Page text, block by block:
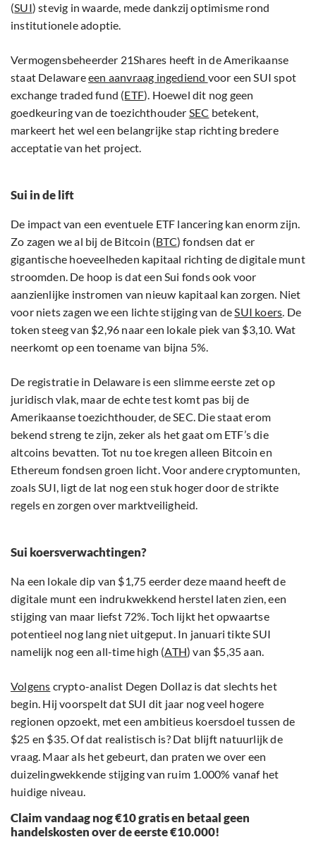
(SUI) stevig in waarde, mede dankzij optimisme rond
institutionele adoptie.
Vermogensbeheerder 21Shares heeft in de Amerikaanse
staat Delawareeen aanvraag ingediend voor een SUI spot
exchange traded fund (ETF). Hoewel dit nog geen
goedkeuring van de toezichthouder SEC betekent,
markeert het wel een belangrijke stap richting bredere
acceptatie van het project.
Sui in de lift
De impact van een eventuele ETF lancering kan enorm zijn.
Zo zagen we al bij de Bitcoin (BTC) fondsen dat er
gigantische hoeveelheden kapitaal richting de digitale munt
stroomden. De hoop is dat een Sui fonds ook voor
aanzienlijke instromen van nieuw kapitaal kan zorgen. Niet
voor niets zagen we een lichte stijging van deSUI koers. De
token steeg van $2,96 naar een lokale piek van $3,10. Wat
neerkomt op een toename van bijna 5%.
De registratie in Delaware is een slimme eerste zet op
juridisch vlak, maar de echte test komt pas bij de
Amerikaanse toezichthouder, de SEC. Die staat erom
bekend streng te zijn, zeker als het gaat om ETF’s die
altcoins bevatten. Tot nu toe kregen alleen Bitcoin en
Ethereum fondsen groen licht. Voor andere cryptomunten,
zoals SUI, ligt de lat nog een stuk hoger door de strikte
regels en zorgen over marktveiligheid.
Sui koersverwachtingen?
Na een lokale dip van $1,75 eerder deze maand heeft de
digitale munt een indrukwekkend herstel laten zien, een
stijging van maar liefst 72%. Toch lijkt het opwaartse
potentieel nog lang niet uitgeput. In januari tikte SUI
namelijk nog een all-time high (ATH) van $5,35 aan.
Volgens crypto-analist Degen Dollaz is dat slechts het
begin. Hij voorspelt dat SUI dit jaar nog veel hogere
regionen opzoekt, met een ambitieus koersdoel tussen de
$25 en $35. Of dat realistisch is? Dat blijft natuurlijk de
vraag. Maar als het gebeurt, dan praten we over een
duizelingwekkende stijging van ruim 1.000% vanaf het
huidige niveau.
Claim vandaag nog €10 gratis en betaal geen
handelskosten over de eerste €10.000!